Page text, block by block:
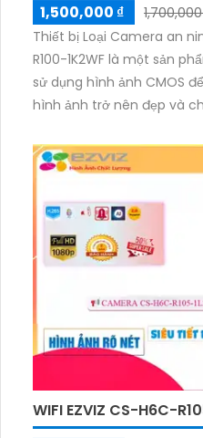
1,500,000 ₫
Thiết bị Loại Camera an
R100-1K2WF là một sản
sử dụng hình ảnh CMOS
hình ảnh trở nên đẹp và
hồng ngoại lên đến 10m,
sáng đẹp ngay cả trong
bị cung cấp hình ảnh chất
Wifi, đảm bảo truyền
chóng và ổn định. Đặc
nét với độ phân giải 2.0
nét và chi tiết. Sản phẩm
hợp công nghệ nhìn đêm
SMD, tăng cường khả
WIFI EZVIZ CS-H6C-